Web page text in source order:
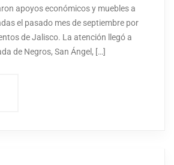
apoyos económicos y muebles a
el pasado mes de septiembre por
de Jalisco. La atención llegó a
de Negros, San Ángel, […]